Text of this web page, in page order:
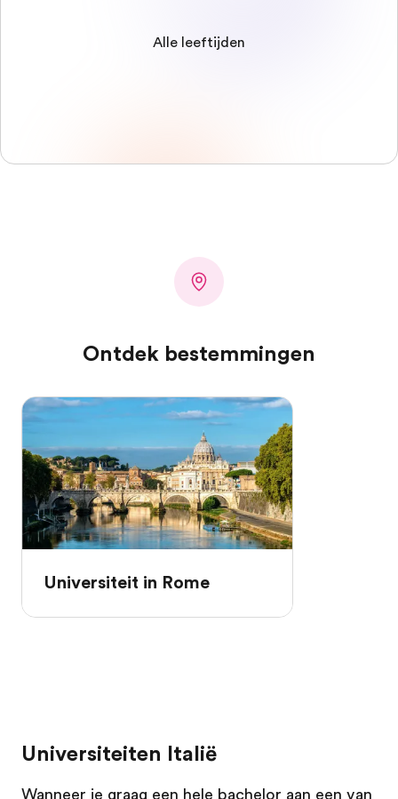
Alle leeftijden
Ontdek bestemmingen
Universiteit in Rome
Universiteiten Italië
Wanneer je graag een hele bachelor aan een van